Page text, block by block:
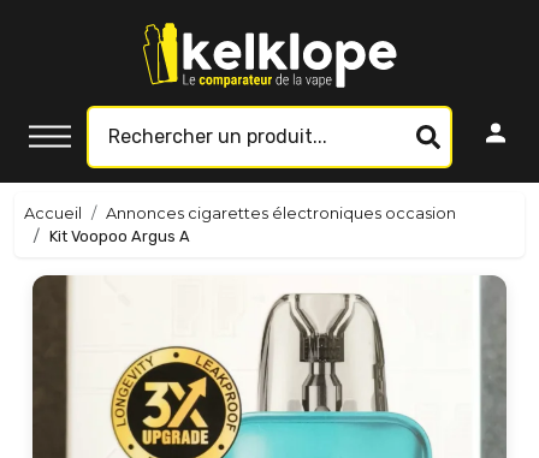
Accueil
Annonces cigarettes électroniques occasion
Kit Voopoo Argus A